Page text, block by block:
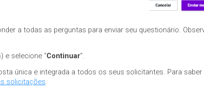
a todas as perguntas para enviar seu questionário.
e selecione “Continuar”.
única e integrada a todos os seus solicitantes. Para
solicitações.